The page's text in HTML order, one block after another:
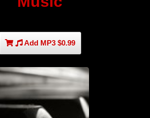
Add MP3 $0.99